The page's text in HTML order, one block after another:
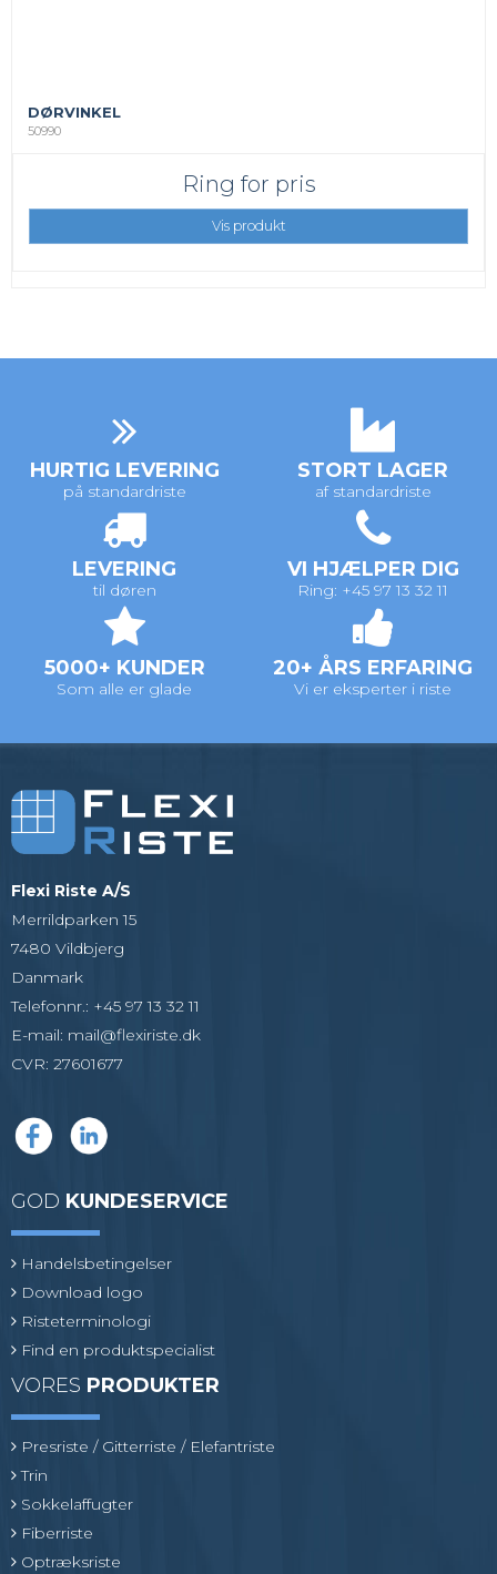
DØRVINKEL
50990
Ring for pris
Vis produkt
HURTIG LEVERING
på standardriste
STORT LAGER
af standardriste
LEVERING
til døren
VI HJÆLPER DIG
Ring: +45 97 13 32 11
5000+ KUNDER
Som alle er glade
20+ ÅRS ERFARING
Vi er eksperter i riste
Flexi Riste A/S
Merrildparken 15
7480 Vildbjerg
Danmark
Telefonnr.: +45 97 13 32 11
E-mail: mail@flexiriste.dk
CVR: 27601677
GOD KUNDESERVICE
Handelsbetingelser
Download logo
Risteterminologi
Find en produktspecialist
VORES PRODUKTER
Presriste / Gitterriste / Elefantriste
Trin
Sokkelaffugter
Fiberriste
Optræksriste